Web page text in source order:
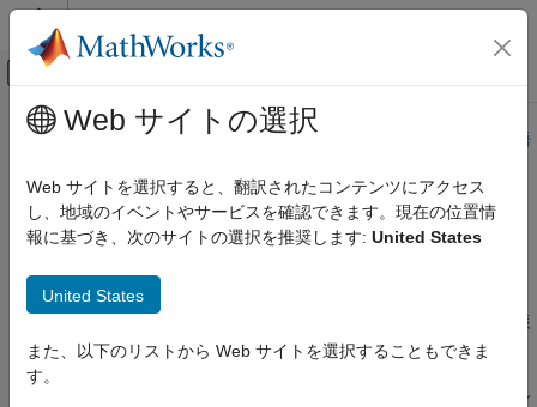
コンテンツへスキップ
オフキャンバス ナビゲーション メ
ドキュメンテーションのホーム
制御システム
C2000 Microcontroller Blockset
カテゴリ
C2000 Microcontroller Blockset を使い始め
用途
ペリフェラル
メインコンテンツ
このページは機械翻訳を使用して翻訳されました。最新版の英語
マルチプロセッサ アーキテクチャ
モデリング
マルチプロセッサアーキテクチャモデリングの設計、評価、実装
プロセッサ間データ通信 (IPC) およびコプロセッサ (制御補償器
ィション アルゴリズム。プロセッサインザループ (PIL) シミュレ
Web サイトの選択
Web サイトを選択すると、翻訳されたコンテンツにアクセス
し、地域のイベントやサービスを確認できます。現在の位置情
報に基づき、次のサイトの選択を推奨します: United States
United States
また、以下のリストから Web サイトを選択することもできま
す。